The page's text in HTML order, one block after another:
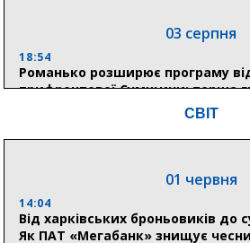
03 серпня
18:54
Романько розширює програму
прифронтової Сумщини: перша
18:30
відновлення житла майже на 6,6
31 липня
СВІТ
01 червня
14:04
Від харківських броньовиків до
Як ПАТ «Мегабанк» знищує